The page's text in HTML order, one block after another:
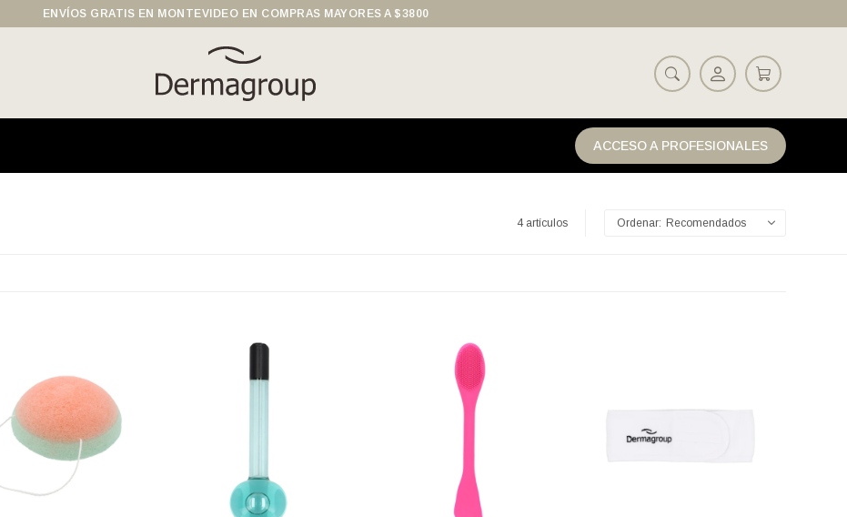
ACCESO A PROFESIONALES
ENVÍOS GRATIS EN MONTEVIDEO EN COMPRAS MAYORES A $3800
4 artículos Recomendados